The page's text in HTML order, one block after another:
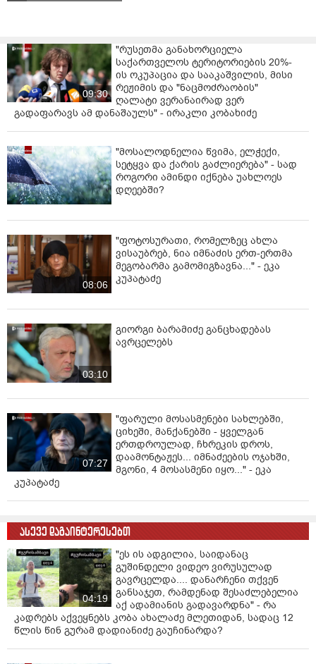
და ნუ გავწირავთ ძაღლს.“ - ნათქვამია განცხადებაში.
09:30
"რუსეთმა განახორციელა
საქართველოს ტერიტორიების 20%-
ის ოკუპაცია და სააკაშვილის, მისი
რეჟიმის და "ნაცმოძრაობის"
ღალატი ვერანაირად ვერ
გადაფარავს ამ დანაშაულს" - ირაკლი კობახიძე
"მოსალოდნელია წვიმა, ელჭექი,
სეტყვა და ქარის გაძლიერება" - სად
როგორი ამინდი იქნება უახლოეს
დღეებში?
08:06
"ფოტოსურათი, რომელზეც ახლა
ვისაუბრებ, ნია იმნაძის ერთ-ერთმა
მეგობარმა გამომიგზავნა..." - ეკა
კუპატაძე
03:10
გიორგი ბარამიძე განცხადებას
ავრცელებს
07:27
"ფარული მოსასმენები სახლებში,
ციხეში, მანქანებში - ყველგან
ერთდროულად, ჩხრეკის დროს,
დაამონტაჟეს... იმნაძეების ოჯახში,
მგონი, 4 მოსასმენი იყო..." - ეკა
კუპატაძე
ასევე დაგაინტერესებთ
04:19
"ეს ის ადგილია, საიდანაც
გუშინდელი ვიდეო ვირუსულად
გავრცელდა.... დანარჩენი თქვენ
განსაჯეთ, რამდენად შესაძლებელია
აქ ადამიანის გადავარდნა" - რა
კადრებს აქვეყნებს კობა ახალაძე მლეთიდან, სადაც 12
წლის წინ გურამ დადიანიძე გაუჩინარდა?